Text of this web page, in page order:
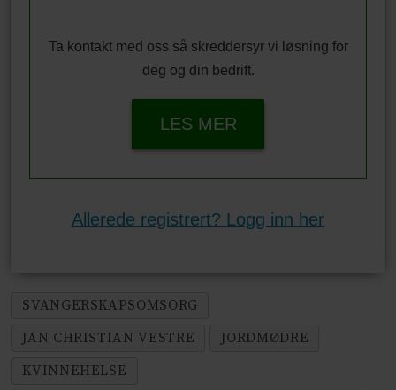
Ta kontakt med oss så skreddersyr vi løsning for
deg og din bedrift.
LES MER
Allerede registrert? Logg inn her
SVANGERSKAPSOMSORG
JAN CHRISTIAN VESTRE
JORDMØDRE
KVINNEHELSE